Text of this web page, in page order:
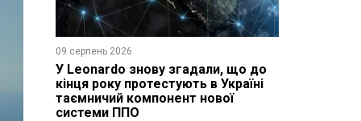
09 серпень 2026
У Leonardo знову згадали, що до
кінця року протестують в Україні
таємничий компонент нової
системи ППО